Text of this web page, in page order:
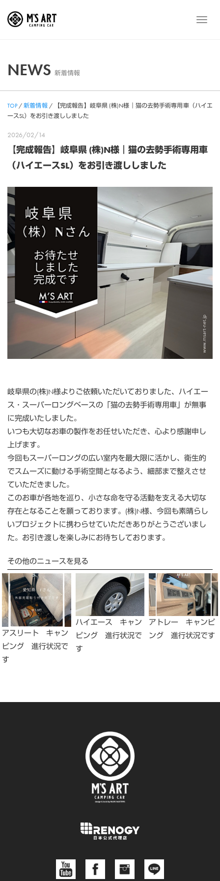
メ
NEWS 新着情報
TOP/新着情報/
【完成報告】岐阜県 (株)N様｜猫の去勢手術専用車（ハイエ
ースSL）をお引き渡ししました
2026/02/14
【完成報告】岐阜県 (株)N様｜猫の去勢手術専用車
（ハイエースSL）をお引き渡ししました
岐阜県の(株)N様よりご依頼いただいておりました、ハイエー
ス・スーパーロングベースの「猫の去勢手術専用車」が無事
に完成いたしました。
いつも大切なお車の製作をお任せいただき、心より感謝申し
上げます。
今回もスーパーロングの広い室内を最大限に活かし、衛生的
でスムーズに動ける手術空間となるよう、細部まで整えさせ
ていただきました。
このお車が各地を巡り、小さな命を守る活動を支える大切な
存在となることを願っております。(株)N様、今回も素晴らし
いプロジェクトに携わらせていただきありがとうございまし
た。お引き渡しを楽しみにお待ちしております。
その他のニュースを見る
アスリート キャン
ピング 進行状況で
す
ハイエース キャン
ピング 進行状況で
す
アトレー キャンピ
ング 進行状況です